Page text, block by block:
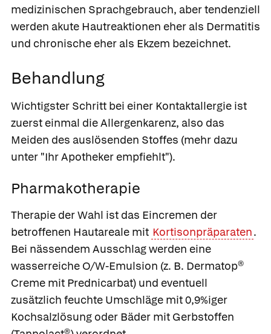
medizinischen Sprachgebrauch, aber tendenziell
werden akute Hautreaktionen eher als Dermatitis
und chronische eher als Ekzem bezeichnet.
Behandlung
Wichtigster Schritt bei einer Kontaktallergie ist
zuerst einmal die Allergenkarenz, also das
Meiden des auslösenden Stoffes (mehr dazu
unter "Ihr Apotheker empfiehlt").
Pharmakotherapie
Therapie der Wahl ist das Eincremen der
betroffenen Hautareale mit Kortisonpräparaten.
Bei nässendem Ausschlag werden eine
wasserreiche O/W-Emulsion (z. B. Dermatop®
Creme mit Prednicarbat) und eventuell
zusätzlich feuchte Umschläge mit 0,9%iger
Kochsalzlösung oder Bäder mit Gerbstoffen